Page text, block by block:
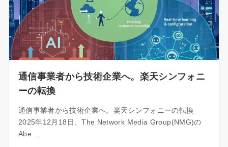
通信事業者から技術企業へ。楽天シンフォニ
ーの転換
通信事業者から技術企業へ。楽天シンフォニーの転換
2025年12月18日、The Network Media Group(NMG)の
Abe …